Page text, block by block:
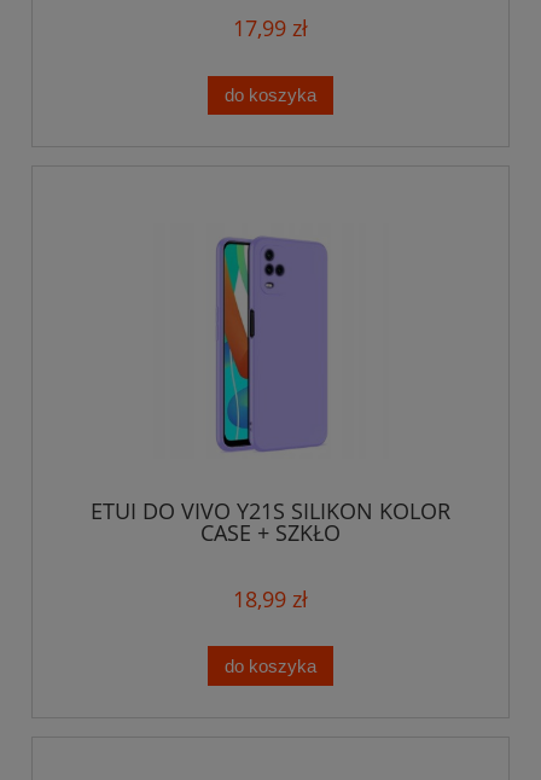
17,99 zł
do koszyka
ETUI DO VIVO Y21S SILIKON KOLOR
CASE + SZKŁO
18,99 zł
do koszyka